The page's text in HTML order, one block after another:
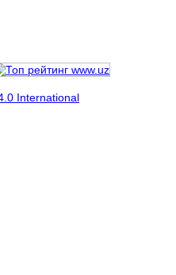
International